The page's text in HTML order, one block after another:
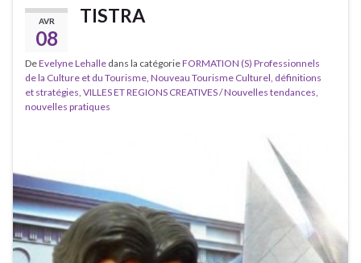
AVR
08
TISTRA
DeEvelyne Lehalle dans la catégorieFORMATION (S) Professionnels
de la Culture et du Tourisme, Nouveau Tourisme Culturel, définitions
et stratégies, VILLES ET REGIONS CREATIVES / Nouvelles tendances,
nouvelles pratiques